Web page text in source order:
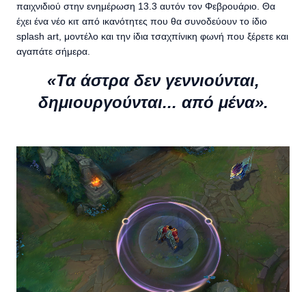
παιχνιδιού στην ενημέρωση 13.3 αυτόν τον Φεβρουάριο. Θα
έχει ένα νέο κιτ από ικανότητες που θα συνοδεύουν το ίδιο
splash art, μοντέλο και την ίδια τσαχπίνικη φωνή που ξέρετε και
αγαπάτε σήμερα.
«Τα άστρα δεν γεννιούνται,
δημιουργούνται... από μένα».